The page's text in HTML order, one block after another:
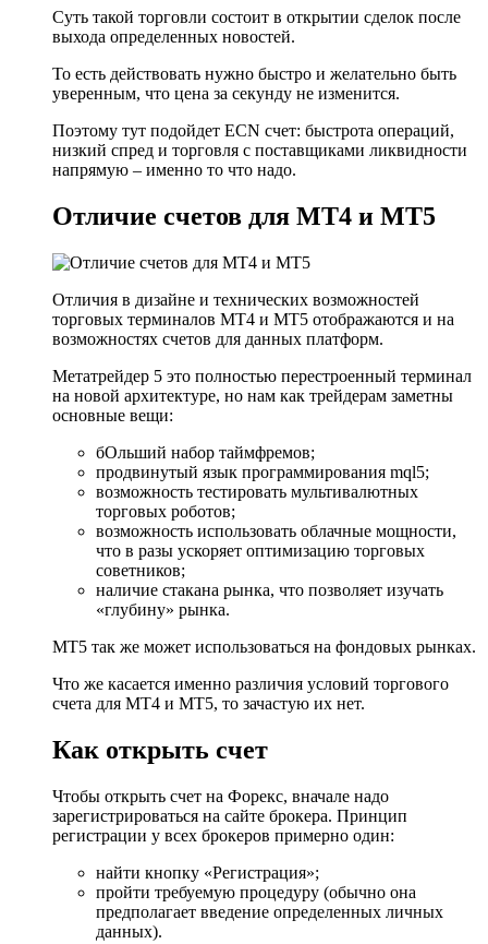
Суть такой торговли состоит в открытии сделок после
выхода определенных новостей.
То есть действовать нужно быстро и желательно быть
уверенным, что цена за секунду не изменится.
Поэтому тут подойдет ECN счет: быстрота операций,
низкий спред и торговля с поставщиками ликвидности
напрямую – именно то что надо.
Отличие счетов для МТ4 и МТ5
Отличия в дизайне и технических возможностей
торговых терминалов MT4 и MT5 отображаются и на
возможностях счетов для данных платформ.
Метатрейдер 5 это полностью перестроенный терминал
на новой архитектуре, но нам как трейдерам заметны
основные вещи:
бОльший набор таймфремов;
продвинутый язык программирования mql5;
возможность тестировать мультивалютных
торговых роботов;
возможность использовать облачные мощности,
что в разы ускоряет оптимизацию торговых
советников;
наличие стакана рынка, что позволяет изучать
«глубину» рынка.
MT5 так же может использоваться на фондовых рынках.
Что же касается именно различия условий торгового
счета для МТ4 и МТ5, то зачастую их нет.
Как открыть счет
Чтобы открыть счет на Форекс, вначале надо
зарегистрироваться на сайте брокера. Принцип
регистрации у всех брокеров примерно один:
найти кнопку «Регистрация»;
пройти требуемую процедуру (обычно она
предполагает введение определенных личных
данных).